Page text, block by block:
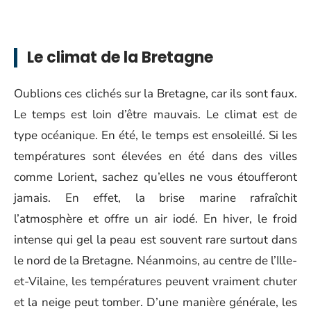
Le climat de la Bretagne
Oublions ces clichés sur la Bretagne, car ils sont faux.
Le temps est loin d’être mauvais. Le climat est de
type océanique. En été, le temps est ensoleillé. Si les
températures sont élevées en été dans des villes
comme Lorient, sachez qu’elles ne vous étoufferont
jamais. En effet, la brise marine rafraîchit
l’atmosphère et offre un air iodé. En hiver, le froid
intense qui gel la peau est souvent rare surtout dans
le nord de la Bretagne. Néanmoins, au centre de l’Ille-
et-Vilaine, les températures peuvent vraiment chuter
et la neige peut tomber. D’une manière générale, les